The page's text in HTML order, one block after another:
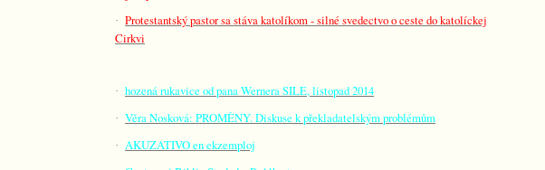
· Protestantský pastor sa stáva katolíkom - silné svedectvo o ceste do katolíckej
Cirkvi
· hozená rukavice od pana Wernera SILE, listopad 2014
· Věra Nosková: PROMĚNY. Diskuse k překladatelským problémům
· AKUZATIVO en ekzemploj